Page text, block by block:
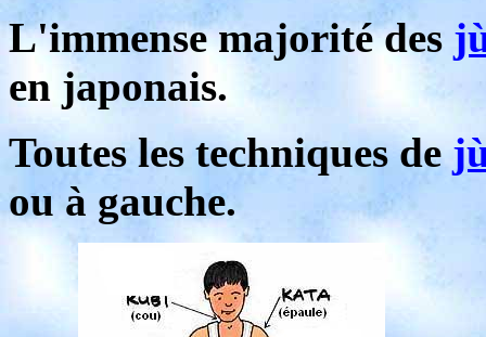
L'immense majorité des
en japonais.
Toutes les techniques de
ou à gauche.